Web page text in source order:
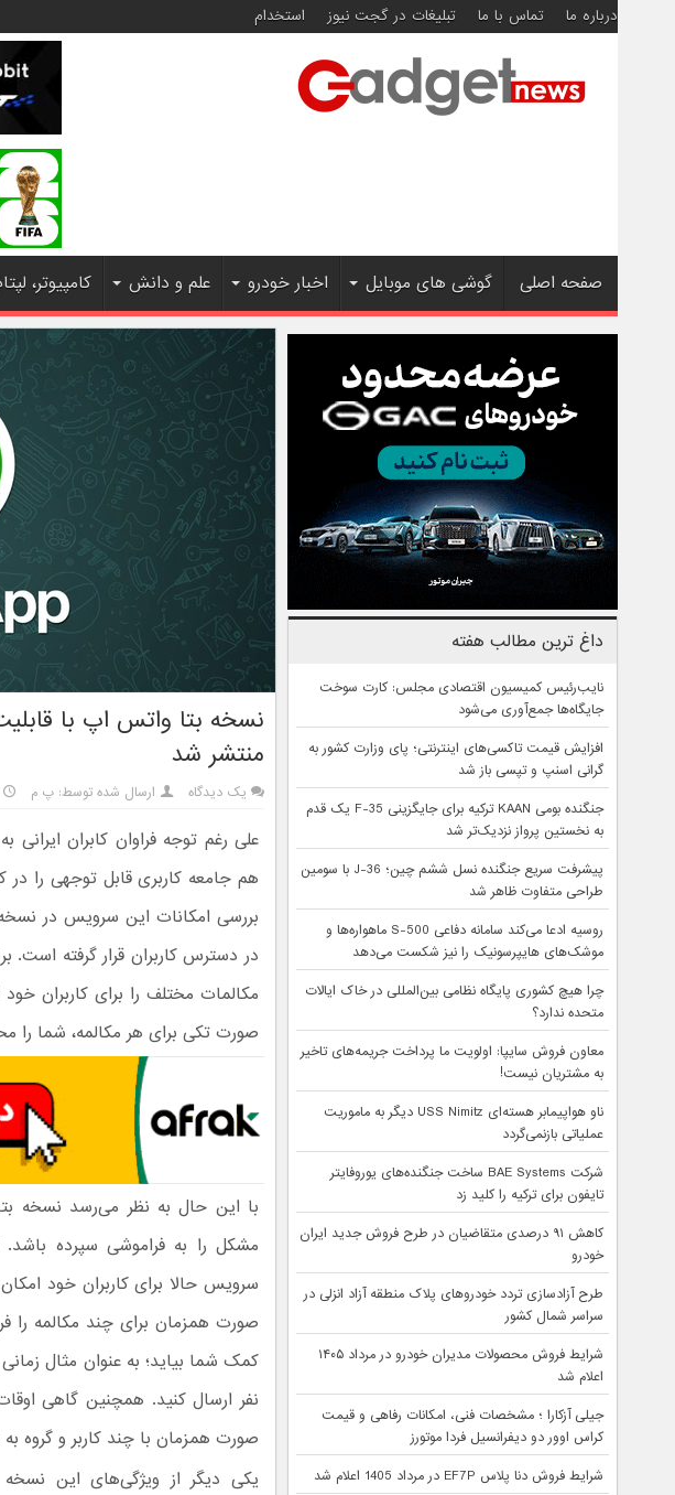
درباره ما تماس با ما تبلیغات در گجت نیوز استخدام
صفحه اصلی گوشی های موبایل اخبار خودرو علم و دانش کامپیوتر،
نسخه بتا واتس اپ با
منتشر شد
یک دیدگاه ارسال شده توسط: پ م
هم جامعه کاربری قابل توجهی را
بررسی امکانات این سرویس در
مکالمات مختلف را برای کاربران
صورت تکی برای هر مکالمه، شما را
با این حال به نظر می‌رسد نسخه
مشکل را به فراموشی سپرده
سرویس حالا برای کاربران خود
صورت همزمان برای چند مکالمه را
کمک شما بیاید؛ به عنوان مثال
نفر ارسال کنید. همچنین گاهی
صورت همزمان با چند کاربر و گروه به
یکی دیگر از ویژگی‌های این
داغ ترین مطالب هفته
نایب‌رئیس کمیسیون اقتصادی مجلس: کارت سوخت
جایگاه‌ها جمع‌آوری می‌شود
افزایش قیمت تاکسی‌های اینترنتی؛ پای وزارت کشور به
گرانی اسنپ و تپسی باز شد
جنگنده بومی KAAN ترکیه برای جایگزینی F-35 یک قدم
به نخستین پرواز نزدیک‌تر شد
پیشرفت سریع جنگنده نسل ششم چین؛ J-36 با سومین
طراحی متفاوت ظاهر شد
روسیه ادعا می‌کند سامانه دفاعی S-500 ماهواره‌ها و
موشک‌های هایپرسونیک را نیز شکست می‌دهد
چرا هیچ کشوری پایگاه نظامی بین‌المللی در خاک ایالات
متحده ندارد؟
معاون فروش سایپا: اولویت ما پرداخت جریمه‌های تاخیر
به مشتریان نیست!
ناو هواپیمابر هسته‌ای USS Nimitz دیگر به ماموریت
عملیاتی بازنمی‌گردد
شرکت BAE Systems ساخت جنگنده‌های یوروفایتر
تایفون برای ترکیه را کلید زد
کاهش ۹۱ درصدی متقاضیان در طرح فروش جدید ایران
خودرو
طرح آزادسازی تردد خودروهای پلاک منطقه آزاد انزلی در
سراسر شمال کشور
شرایط فروش محصولات مدیران خودرو در مرداد ۱۴۰۵
اعلام شد
جیلی آزکارا ؛ مشخصات فنی، امکانات رفاهی و قیمت
کراس اوور دو دیفرانسیل فردا موتورز
شرایط فروش دنا پلاس EF7P در مرداد 1405 اعلام شد